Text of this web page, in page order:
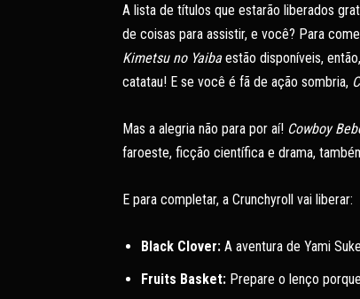
A lista de títulos que estarão liberados
de coisas para assistir, e você? Para
Kimetsu no Yaibaestão disponíveis,
catatau! E se você é fã de ação sombria,
Mas a alegria não para por aí! Cowboy
faroeste, ficção científica e drama,
E para completar, a Crunchyroll vai liberar:
Black Clover: A aventura de Yami
Fruits Basket: Prepare o lenço